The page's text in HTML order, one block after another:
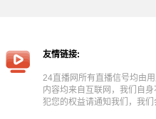
友情链接:
24直播网所有直播信号均由
内容均来自互联网，我们自
犯您的权益请通知我们，我们